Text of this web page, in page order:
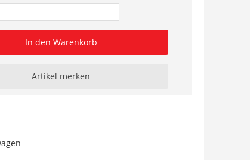
In den Warenkorb
Artikel merken